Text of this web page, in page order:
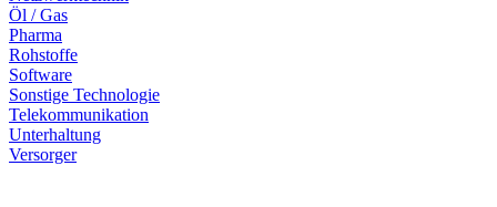
Öl / Gas
Pharma
Rohstoffe
Software
Sonstige Technologie
Telekommunikation
Unterhaltung
Versorger